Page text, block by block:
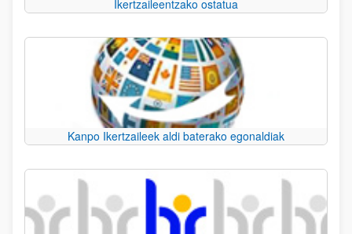
Ikertzaileentzako ostatua
Kanpo Ikertzaileek aldi baterako egonaldiak